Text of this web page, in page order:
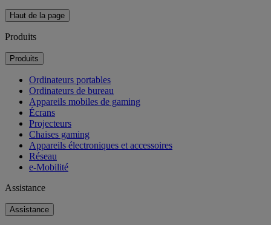
Haut de la page
Produits
Produits
Ordinateurs portables
Ordinateurs de bureau
Appareils mobiles de gaming
Écrans
Projecteurs
Chaises gaming
Appareils électroniques et accessoires
Réseau
e-Mobilité
Assistance
Assistance